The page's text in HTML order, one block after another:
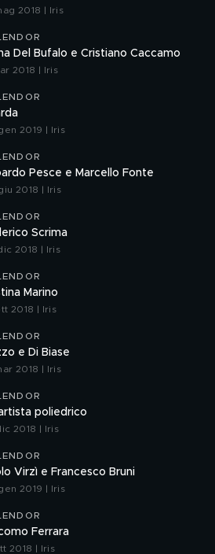
2018 | Iris
Del Bufalo e Cristiano Caccamo
2018 | Iris
2019 | Iris
Pesce e Marcello Fonte
2018 | Iris
Scrima
2018 | Iris
Marino
2018 | Iris
e Di Biase
2018 | Iris
poliedrico
2018 | Iris
Virzì e Francesco Bruni
2019 | Iris
Ferrara
2018 | Iris